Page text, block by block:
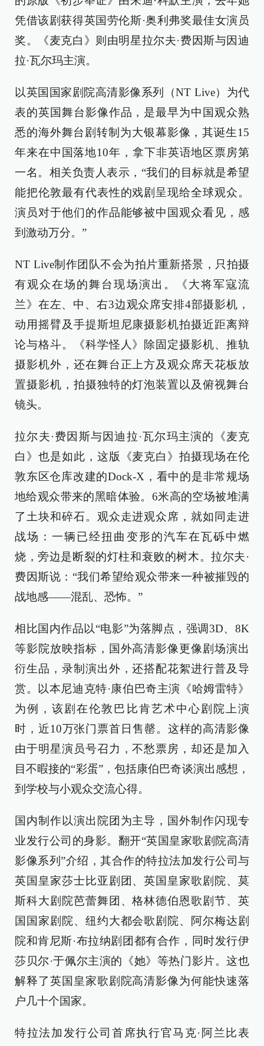
凭借该剧获得英国劳伦斯·奥利弗奖最佳女演员
奖。《麦克白》则由明星拉尔夫·费因斯与因迪
拉·瓦尔玛主演。
以英国国家剧院高清影像系列（NT Live）为代
表的英国舞台影像作品，是最早为中国观众熟
悉的海外舞台剧转制为大银幕影像，其诞生15
年来在中国落地10年，拿下非英语地区票房第
一名。相关负责人表示，“我们的目标就是希望
能把伦敦最有代表性的戏剧呈现给全球观众。
演员对于他们的作品能够被中国观众看见，感
到激动万分。”
NT Live制作团队不会为拍片重新搭景，只拍摄
有观众在场的舞台现场演出。《大将军寇流
兰》在左、中、右3边观众席安排4部摄影机，
动用摇臂及手提斯坦尼康摄影机拍摄近距离辩
论与格斗。《科学怪人》除固定摄影机、推轨
摄影机外，还在舞台正上方及观众席天花板放
置摄影机，拍摄独特的灯泡装置以及俯视舞台
镜头。
拉尔夫·费因斯与因迪拉·瓦尔玛主演的《麦克
白》也是如此，这版《麦克白》拍摄现场在伦
敦东区仓库改建的Dock-X，看中的是非常规场
地给观众带来的黑暗体验。6米高的空场被堆满
了土块和碎石。观众走进观众席，就如同走进
战场：一辆已经扭曲变形的汽车在瓦砾中燃
烧，旁边是断裂的灯柱和衰败的树木。拉尔夫·
费因斯说：“我们希望给观众带来一种被摧毁的
战地感——混乱、恐怖。”
相比国内作品以“电影”为落脚点，强调3D、8K
等影院放映指标，国外高清影像更像剧场演出
衍生品，录制演出外，还搭配花絮进行普及导
赏。以本尼迪克特·康伯巴奇主演《哈姆雷特》
为例，该剧在伦敦巴比肯艺术中心剧院上演
时，近10万张门票首日售罄。这样的高清影像
由于明星演员号召力，不愁票房，却还是加入
目不暇接的“彩蛋”，包括康伯巴奇谈演出感想，
到学校与小观众交流心得。
国内制作以演出院团为主导，国外制作闪现专
业发行公司的身影。翻开“英国皇家歌剧院高清
影像系列”介绍，其合作的特拉法加发行公司与
英国皇家莎士比亚剧团、英国皇家歌剧院、莫
斯科大剧院芭蕾舞团、格林德伯恩歌剧节、英
国国家剧院、纽约大都会歌剧院、阿尔梅达剧
院和肯尼斯·布拉纳剧团都有合作，同时发行伊
莎贝尔·于佩尔主演的《她》等热门影片。这也
解释了英国皇家歌剧院高清影像为何能快速落
户几十个国家。
特拉法加发行公司首席执行官马克·阿兰比表